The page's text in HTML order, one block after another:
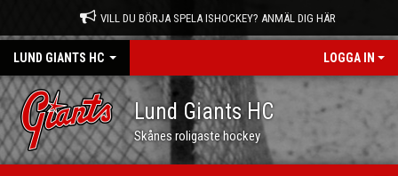
VILL DU BÖRJA SPELA ISHOCKEY? ANMÄL DIG HÄR
LUND GIANTS HC LOGGA IN
Lund Giants HC
Skånes roligaste hockey